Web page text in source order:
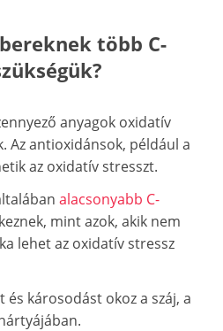
több C-
anyagok oxidatív
Az antioxidánsok, például a
az oxidatív stresszt.
alacsonyabb C-
mint azok, akik nem
lehet az oxidatív stressz
és károsodást okoz a száj, a